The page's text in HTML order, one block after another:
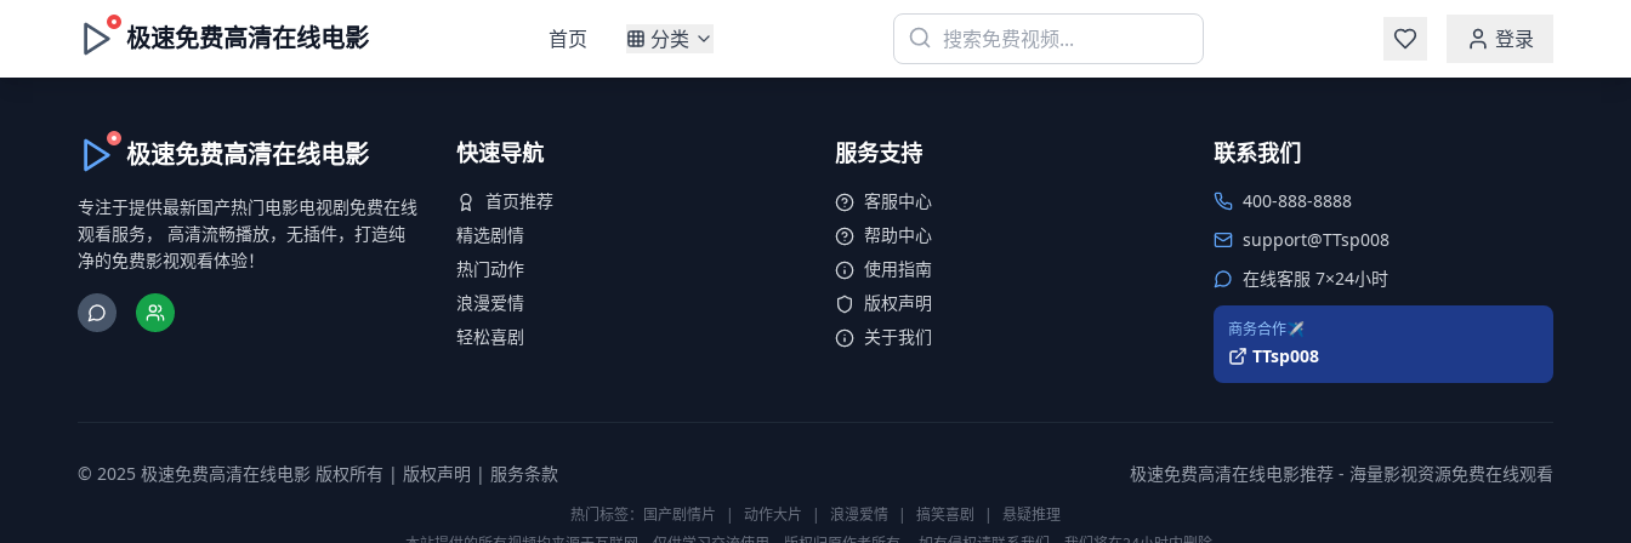
极速免费高清在线电影 首页 分类 登录
极速免费高清在线电影
专注于提供最新国产热门电影电视剧免费在线
观看服务， 高清流畅播放，无插件，打造纯
净的免费影视观看体验！
快速导航
首页推荐
精选剧情
热门动作
浪漫爱情
轻松喜剧
服务支持
客服中心
帮助中心
使用指南
版权声明
关于我们
联系我们
400-888-8888
support@TTsp008
在线客服 7×24小时
商务合作✈️
TTsp008
© 2025 极速免费高清在线电影 版权所有 | 版权声明 | 服务条款 极速免费高清在线电影推荐 - 海量影视资源免费在线观看
热门标签： 国产剧情片 | 动作大片 | 浪漫爱情 | 搞笑喜剧 |
悬疑推理